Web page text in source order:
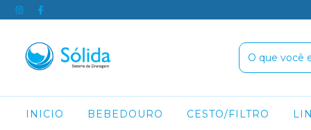
INICIO BEBEDOURO CESTO/FILTRO